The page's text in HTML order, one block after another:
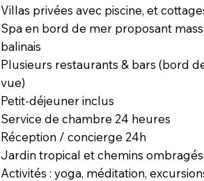
Villas privées avec piscine, et
Spa en bord de mer proposant
balinais
Plusieurs restaurants & bars (bord
vue)
Petit-déjeuner inclus
Service de chambre 24 heures
Réception / concierge 24h
Jardin tropical et chemins
Activités : yoga, méditation,